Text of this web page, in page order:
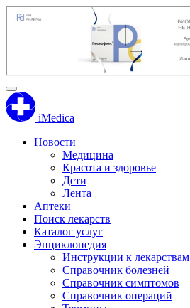
iMedica
Новости
Медицина
Красота и здоровье
Дети
Лента
Аптеки
Поиск лекарств
Каталог услуг
Энциклопедия
Инструкции к лекарствам
Справочник болезней
Справочник симптомов
Справочник операций